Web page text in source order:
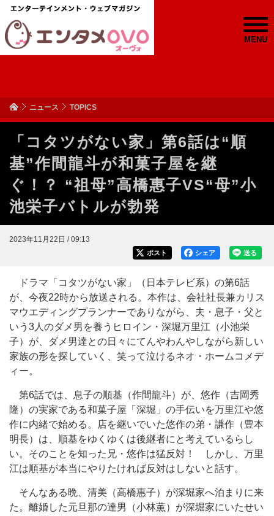
MENU
ニュース TOPICS
「コタツがない家」第6話は“順
基”作間龍斗が和菓子屋を継
ぐ！？ “祖母”高橋惠子VS“母”小
池栄子バトルが勃発
2023年11月22日 / 09:13
送る
シェア
ポスト
ドラマ「コタツがない家」（日本テレビ系）の第6話
が、今夜22時から放送される。本作は、会社社長兼カリス
マウエディングプランナーでありながら、夫・息子・父と
いう3人のダメ男を養うヒロイン・深堀万里江（小池栄
子）が、ダメ男達との日々にてんやわんやしながら新しい
家族の形を探していく、笑って泣けるネオ・ホームコメデ
ィー。
第6話では、息子の順基（作間龍斗）が、悠作（吉岡秀
隆）の実家である和菓子屋「深堀」の手伝いを万里江や悠
作に内緒で始める。店を継いでいた悠作の弟・謙作（豊本
明長）は、順基をゆくゆくは後継者にと考えているらし
い。そのことを知った兄・悠作は猛反対！ しかし、万里
江は順基が本当にやりたければ反対はしないと話す。
そんなある晩、清美（高橋惠子）が深堀家へ泊まりに来
た。離婚した元旦那の達男（小林薫）が深堀家にいたせい